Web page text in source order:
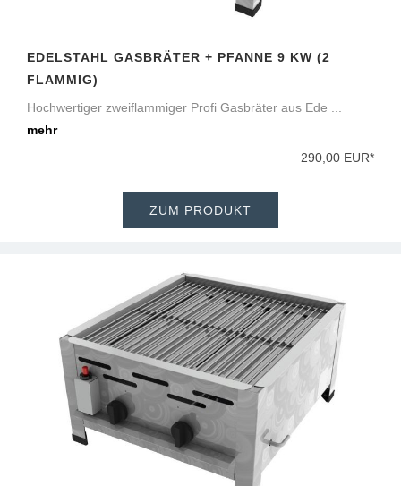
EDELSTAHL GASBRÄTER + PFANNE 9 KW (2
FLAMMIG)
Hochwertiger zweiflammiger Profi Gasbräter aus Ede ...
mehr
290,00 EUR*
ZUM PRODUKT